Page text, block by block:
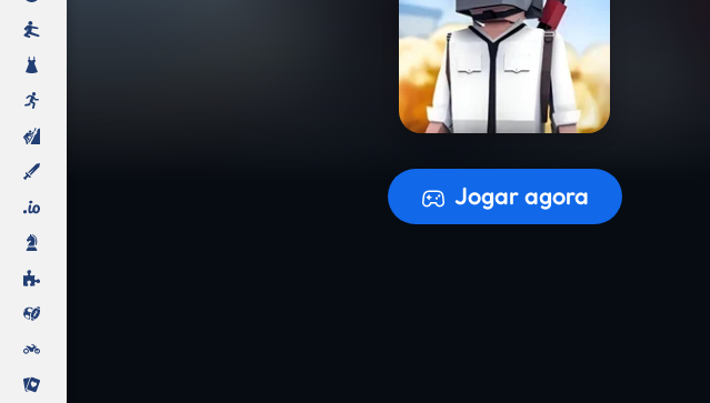
Jogar agora
A preparar o jogo...